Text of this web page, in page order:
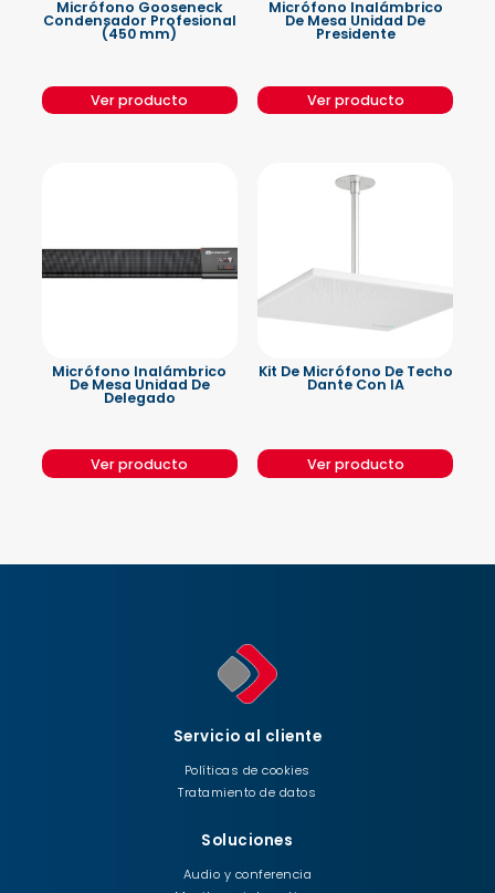
Micrófono Gooseneck
Condensador Profesional
(450 mm)
Ver producto
Micrófono Inalámbrico
De Mesa Unidad De
Presidente
Ver producto
Micrófono Inalámbrico
De Mesa Unidad De
Delegado
Ver producto
Kit De Micrófono De Techo
Dante Con IA
Ver producto
Servicio al cliente
Políticas de cookies
Tratamiento de datos
Soluciones
Audio y conferencia